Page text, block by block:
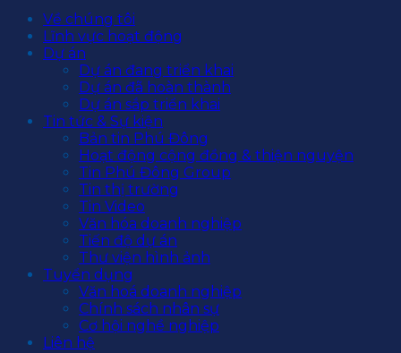
Về chúng tôi
Lĩnh vực hoạt động
Dự án
Dự án đang triển khai
Dự án đã hoàn thành
Dự án sắp triển khai
Tin tức & Sự kiện
Bản tin Phú Đông
Hoạt động cộng đồng & thiện nguyện
Tin Phú Đông Group
Tin thị trường
Tin Video
Văn hóa doanh nghiệp
Tiến độ dự án
Thư viện hình ảnh
Tuyển dụng
Văn hoá doanh nghiệp
Chính sách nhân sự
Cơ hội nghề nghiệp
Liên hệ